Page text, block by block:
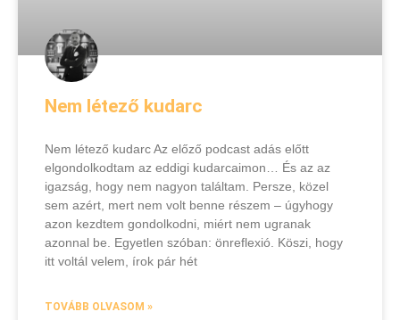
Nem létező kudarc
Nem létező kudarc Az előző podcast adás előtt
elgondolkodtam az eddigi kudarcaimon… És az az
igazság, hogy nem nagyon találtam. Persze, közel
sem azért, mert nem volt benne részem – úgyhogy
azon kezdtem gondolkodni, miért nem ugranak
azonnal be. Egyetlen szóban: önreflexió. Köszi, hogy
itt voltál velem, írok pár hét
TOVÁBB OLVASOM »